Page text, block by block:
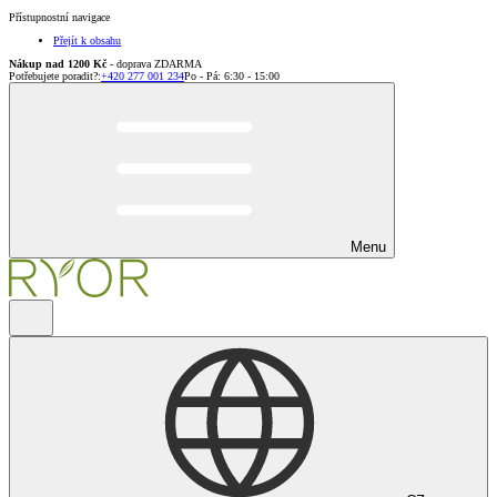
Přístupnostní navigace
Přejít k obsahu
Nákup nad 1200 Kč - doprava ZDARMA
Potřebujete poradit?:+420 277 001 234Po - Pá: 6:30 - 15:00
Menu